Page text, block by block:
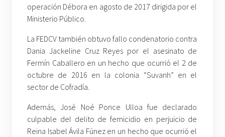
operación Débora en agosto de 2017 dirigida por el
Ministerio Público.
La FEDCV también obtuvo fallo condenatorio contra
Dania Jackeline Cruz Reyes por el asesinato de
Fermín Caballero en un hecho que ocurrió el 2 de
octubre de 2016 en la colonia “Suvanh” en el
sector de Cofradía.
Además, José Noé Ponce Ulloa fue declarado
culpable del delito de femicidio en perjuicio de
Reina Isabel Ávila Fúnez en un hecho que ocurrió el